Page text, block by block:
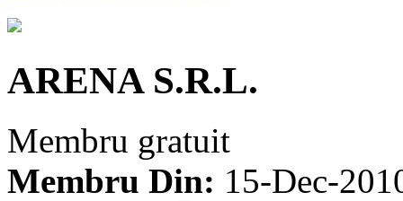
ARENA S.R.L.
Membru gratuit
Membru Din: 15-Dec-